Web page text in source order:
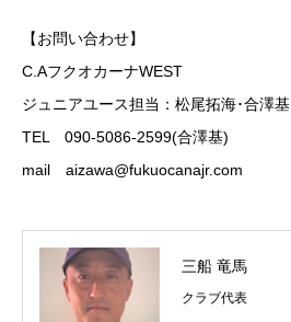
【お問い合わせ】
C.AフクオカーナWEST
ジュニアユース担当：松尾拓海･合澤基
TEL 090-5086-2599(合澤基)
mail aizawa@fukuocanajr.com
三船 竜馬
クラブ代表